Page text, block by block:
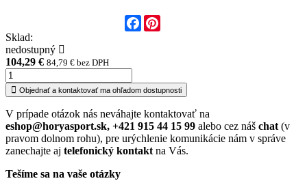
Facebook
Sklad:
nedostupný
104,29 € 84,79 € bez DPH
Objednať a kontaktovať ma ohľadom dostupnosti
V prípade otázok nás neváhajte kontaktovať na
eshop@horyasport.sk, +421 915 44 15 99 alebo cez náš chat(v
pravom dolnom rohu), pre urýchlenie komunikácie nám v správe
zanechajte aj telefonický kontaktna Vás.
Tešíme sa na vaše otázky